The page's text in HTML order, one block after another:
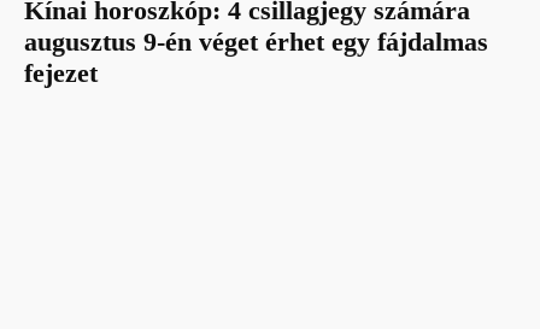
Kínai horoszkóp: 4 csillagjegy számára
augusztus 9-én véget érhet egy fájdalmas
fejezet